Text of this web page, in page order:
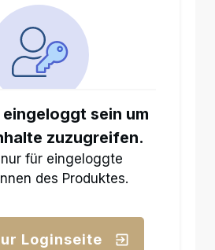
eingeloggt sein um
zuzugreifen.
für eingeloggte
des Produktes.
Loginseite